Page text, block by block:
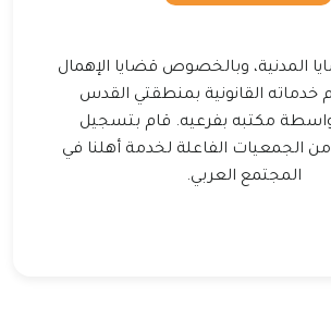
المدنية، وبالخصوص قضايا الإهمال
خدماته القانونية بمنطقتي القدس
مكتبه بفرعيه. قام بتسجيل
الجمعيات الفاعلة لخدمة أهلنا في
المجتمع العربي.